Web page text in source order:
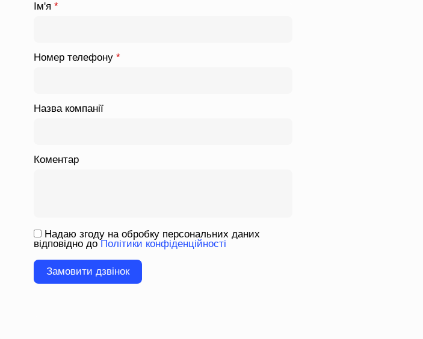
Ім'я *
Номер телефону *
Назва компанії
Коментар
Надаю згоду на обробку персональних даних
відповідно доПолітики конфіденційності